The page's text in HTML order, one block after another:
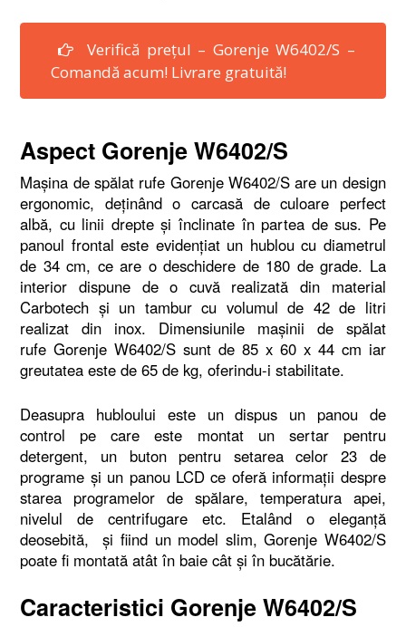
Verifică prețul – Gorenje W6402/S –
Comandă acum! Livrare gratuită!
Aspect Gorenje W6402/S
Maşina de spălat rufe Gorenje W6402/S are un design
ergonomic, deţinând o carcasă de culoare perfect
albă, cu linii drepte şi înclinate în partea de sus. Pe
panoul frontal este evidenţiat un hublou cu diametrul
de 34 cm, ce are o deschidere de 180 de grade. La
interior dispune de o cuvă realizată din material
Carbotech şi un tambur cu volumul de 42 de litri
realizat din inox. Dimensiunile maşinii de spălat
rufe Gorenje W6402/S sunt de 85 x 60 x 44 cm iar
greutatea este de 65 de kg, oferindu-i stabilitate.
Deasupra hubloului este un dispus un panou de
control pe care este montat un sertar pentru
detergent, un buton pentru setarea celor 23 de
programe şi un panou LCD ce oferă informaţii despre
starea programelor de spălare, temperatura apei,
nivelul de centrifugare etc. Etalând o eleganţă
deosebită, şi fiind un model slim, Gorenje W6402/S
poate fi montată atât în baie cât şi în bucătărie.
Caracteristici Gorenje W6402/S